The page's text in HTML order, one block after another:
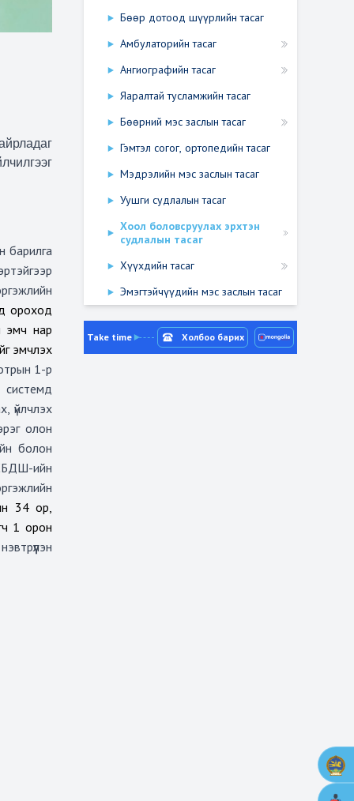
барилга
ороход
эмч нар
эмчлэх
1-р
системд
үйлчлэх
олон
болон
ийн
34 ор,
1 орон
Бөөр дотоод шүүрлийн тасаг
Амбулаторийн тасаг
Ангиографийн тасаг
Яаралтай тусламжийн тасаг
Бөөрний мэс заслын тасаг
Гэмтэл согог, ортопедийн тасаг
Мэдрэлийн мэс заслын тасаг
Уушги судлалын тасаг
Хоол боловсруулах эрхтэн
судлалын тасаг
Хүүхдийн тасаг
Эмэгтэйчүүдийн мэс заслын тасаг
Take time Холбоо барих